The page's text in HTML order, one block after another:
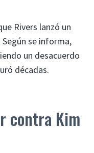
Rivers lanzó un
se informa,
un desacuerdo
décadas.
contra Kim